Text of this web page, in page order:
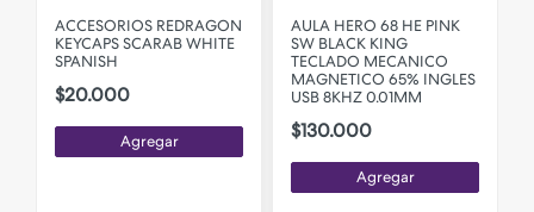
ACCESORIOS REDRAGON
KEYCAPS SCARAB WHITE
SPANISH
$20.000
Agregar
AULA HERO 68 HE PINK
SW BLACK KING
TECLADO MECANICO
MAGNETICO 65% INGLES
USB 8KHZ 0.01MM
$130.000
Agregar